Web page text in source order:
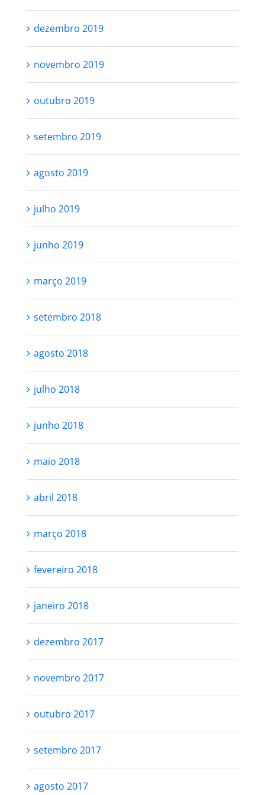
dezembro 2019
novembro 2019
outubro 2019
setembro 2019
agosto 2019
julho 2019
junho 2019
março 2019
setembro 2018
agosto 2018
julho 2018
junho 2018
maio 2018
abril 2018
março 2018
fevereiro 2018
janeiro 2018
dezembro 2017
novembro 2017
outubro 2017
setembro 2017
agosto 2017